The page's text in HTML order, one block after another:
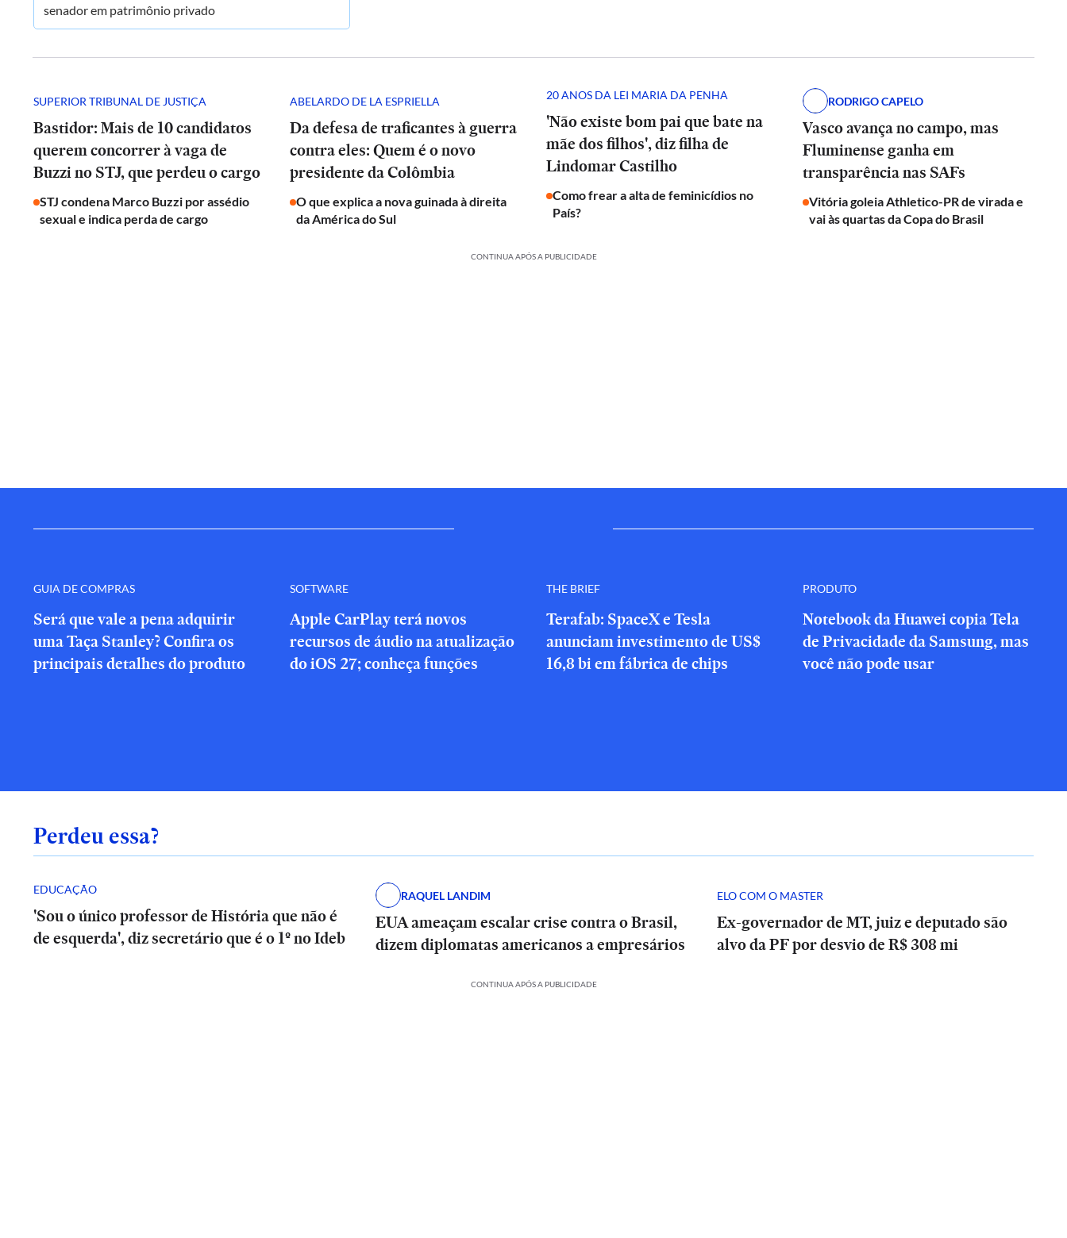
senador em patrimônio privado
SUPERIOR TRIBUNAL DE JUSTIÇA
Bastidor: Mais de 10 candidatos
querem concorrer à vaga de
Buzzi no STJ, que perdeu o cargo
STJ condena Marco Buzzi por assédio
sexual e indica perda de cargo
ABELARDO DE LA ESPRIELLA
Da defesa de traficantes à guerra
contra eles: Quem é o novo
presidente da Colômbia
O que explica a nova guinada à direita
da América do Sul
20 ANOS DA LEI MARIA DA PENHA
'Não existe bom pai que bate na
mãe dos filhos', diz filha de
Lindomar Castilho
Como frear a alta de feminicídios no
País?
RODRIGO CAPELO
Vasco avança no campo, mas
Fluminense ganha em
transparência nas SAFs
Vitória goleia Athletico-PR de virada e
vai às quartas da Copa do Brasil
CONTINUA APÓS A PUBLICIDADE
GUIA DE COMPRAS
Será que vale a pena adquirir
uma Taça Stanley? Confira os
principais detalhes do produto
SOFTWARE
Apple CarPlay terá novos
recursos de áudio na atualização
do iOS 27; conheça funções
THE BRIEF
Terafab: SpaceX e Tesla
anunciam investimento de US$
16,8 bi em fábrica de chips
PRODUTO
Notebook da Huawei copia Tela
de Privacidade da Samsung, mas
você não pode usar
Perdeu essa?
EDUCAÇÃO
'Sou o único professor de História que não é
de esquerda', diz secretário que é o 1º no Ideb
RAQUEL LANDIM
EUA ameaçam escalar crise contra o Brasil,
dizem diplomatas americanos a empresários
ELO COM O MASTER
Ex-governador de MT, juiz e deputado são
alvo da PF por desvio de R$ 308 mi
CONTINUA APÓS A PUBLICIDADE